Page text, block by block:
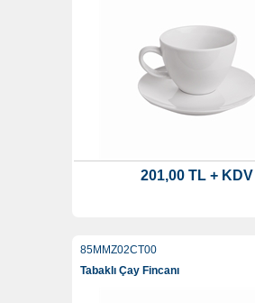
201,00 TL + KDV
85MMZ02CT00
Tabaklı Çay Fincanı